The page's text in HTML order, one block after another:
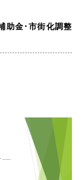
助金･市街化調整